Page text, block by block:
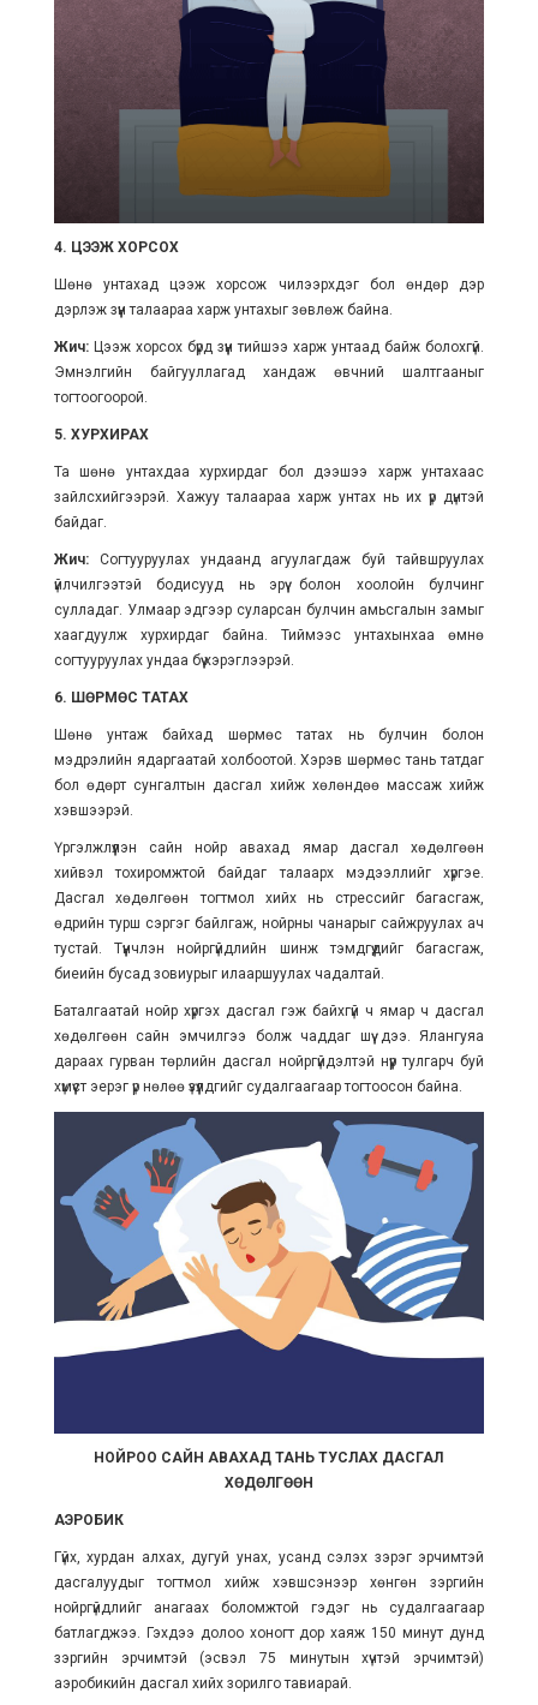
4. ЦЭЭЖ ХОРСОХ
Шөнө унтахад цээж хорсож чилээрхдэг бол өндөр дэр
дэрлэж зүүн талаараа харж унтахыг зөвлөж байна.
Жич:Цээж хорсох бүрд зүүн тийшээ харж унтаад байж болохгүй.
Эмнэлгийн байгууллагад хандаж өвчний шалтгааныг
тогтоогоорой.
5. ХУРХИРАХ
Та шөнө унтахдаа хурхирдаг бол дээшээ харж унтахаас
зайлсхийгээрэй. Хажуу талаараа харж унтах нь их үр дүнтэй
байдаг.
Жич:Согтууруулах ундаанд агуулагдаж буй тайвшруулах
үйлчилгээтэй бодисууд нь эрүү болон хоолойн булчинг
сулладаг. Улмаар эдгээр суларсан булчин амьсгалын замыг
хаагдуулж хурхирдаг байна. Тиймээс унтахынхаа өмнө
согтууруулах ундаа бүү хэрэглээрэй.
6. ШӨРМӨС ТАТАХ
Шөнө унтаж байхад шөрмөс татах нь булчин болон
мэдрэлийн ядаргаатай холбоотой. Хэрэв шөрмөс тань татдаг
бол өдөрт сунгалтын дасгал хийж хөлөндөө массаж хийж
хэвшээрэй.
Үргэлжлүүлэн сайн нойр авахад ямар дасгал хөдөлгөөн
хийвэл тохиромжтой байдаг талаарх мэдээллийг хүргэе.
Дасгал хөдөлгөөн тогтмол хийх нь стрессийг багасгаж,
өдрийн турш сэргэг байлгаж, нойрны чанарыг сайжруулах ач
тустай. Түүнчлэн нойргүйдлийн шинж тэмдгүүдийг багасгаж,
биеийн бусад зовиурыг илааршуулах чадалтай.
Баталгаатай нойр хүргэх дасгал гэж байхгүй ч ямар ч дасгал
хөдөлгөөн сайн эмчилгээ болж чаддаг шүү дээ. Ялангуяа
дараах гурван төрлийн дасгал нойргүйдэлтэй нүүр тулгарч буй
хүмүүст эерэг үр нөлөө үзүүлдгийг судалгаагаар тогтоосон байна.
НОЙРОО САЙН АВАХАД ТАНЬ ТУСЛАХ ДАСГАЛ
ХӨДӨЛГӨӨН
АЭРОБИК
Гүйх, хурдан алхах, дугуй унах, усанд сэлэх зэрэг эрчимтэй
дасгалуудыг тогтмол хийж хэвшсэнээр хөнгөн зэргийн
нойргүйдлийг анагаах боломжтой гэдэг нь судалгаагаар
батлагджээ. Гэхдээ долоо хоногт дор хаяж 150 минут дунд
зэргийн эрчимтэй (эсвэл 75 минутын хүчтэй эрчимтэй)
аэробикийн дасгал хийх зорилго тавиарай.